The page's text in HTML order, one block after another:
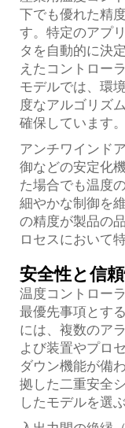
下でも優れた精
す。特定のアプ
タを自動的に決
えたコントロー
モデルでは、環
度なアルゴリズ
確保しています。
アンチワインド
御などの安定化
た場合でも温度
細やかな制御を
の精度が製品の
ロセスにおいて
安全性と信
温度コントロー
最優先事項とす
には、複数のア
よび装置やプロ
ダウン機能が備
拠した二重安全
したモデルを選